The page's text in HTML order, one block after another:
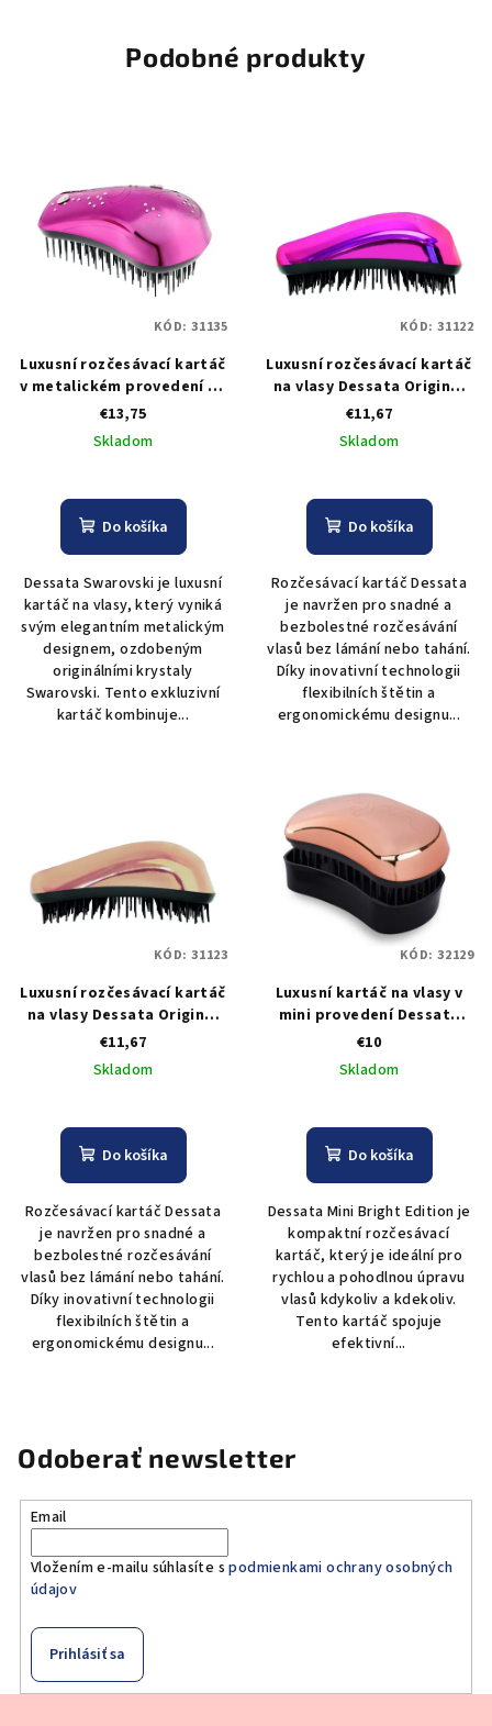
Podobné produkty
Luxusní rozčesávací kartáč
v metalickém provedení na
vlasy Dessata Swarowski
Fuchsia Heart
€13,75
Skladom
Do košíka
Dessata Swarovski je luxusní
kartáč na vlasy, který vyniká
svým elegantním metalickým
designem, ozdobeným
originálními krystaly
Swarovski. Tento exkluzivní
kartáč kombinuje...
KÓD: 31135
Luxusní rozčesávací kartáč
na vlasy Dessata Original
Bright Fuchsia - fialová
€11,67
Skladom
Do košíka
Rozčesávací kartáč Dessata
je navržen pro snadné a
bezbolestné rozčesávání
vlasů bez lámání nebo tahání.
Díky inovativní technologii
flexibilních štětin a
ergonomickému designu...
KÓD: 31122
Luxusní rozčesávací kartáč
na vlasy Dessata Original
Bright Rose Gold - zlatá
€11,67
Skladom
Do košíka
Rozčesávací kartáč Dessata
je navržen pro snadné a
bezbolestné rozčesávání
vlasů bez lámání nebo tahání.
Díky inovativní technologii
flexibilních štětin a
ergonomickému designu...
KÓD: 31123
Luxusní kartáč na vlasy v
mini provedení Dessata
Mini Bright Edition Rose
Gold - zlatá
€10
Skladom
Do košíka
Dessata Mini Bright Edition je
kompaktní rozčesávací
kartáč, který je ideální pro
rychlou a pohodlnou úpravu
vlasů kdykoliv a kdekoliv.
Tento kartáč spojuje
efektivní...
KÓD: 32129
Odoberať newsletter
Email
Vložením e-mailu súhlasíte spodmienkami ochrany osobných
údajov
Prihlásiť sa